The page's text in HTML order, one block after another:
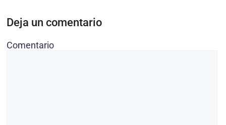
Deja un comentario
Comentario